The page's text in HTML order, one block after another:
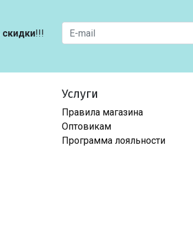
скидки!!!
Услуги
Правила магазина
Оптовикам
Программа лояльности